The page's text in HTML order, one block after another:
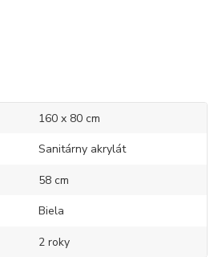
160 x 80 cm
Sanitárny akrylát
58 cm
Biela
2 roky